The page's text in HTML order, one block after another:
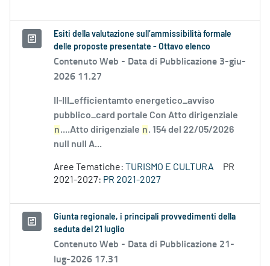
Esiti della valutazione sull’ammissibilità formale
delle proposte presentate - Ottavo elenco
Contenuto Web - Data di Pubblicazione 3-giu-
2026 11.27
II-III_efficientamto energetico_avviso
pubblico_card portale Con Atto dirigenziale
n....Atto dirigenziale n. 154 del 22/05/2026
null null A...
Aree Tematiche: TURISMO E CULTURA
PR
2021-2027: PR 2021-2027
Giunta regionale, i principali provvedimenti della
seduta del 21 luglio
Contenuto Web - Data di Pubblicazione 21-
lug-2026 17.31